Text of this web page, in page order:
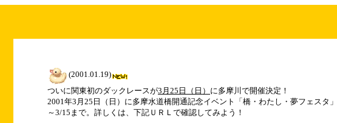
(2001.01.19)
ついに関東初のダックレースが3月25日（日） に多摩川で開催決定！
2001年3月25日（日）に多摩水道橋開通記念イベント「橋・わたし・夢フェス
～3/15まで。詳しくは、下記ＵＲＬで確認してみよう！